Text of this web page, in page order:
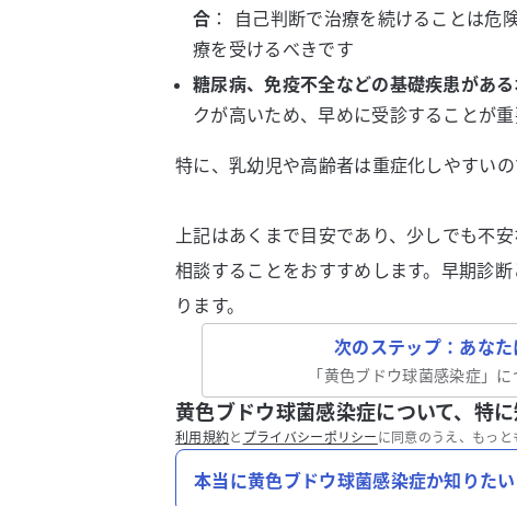
合 ： 自己判断で治療を続けることは危
療を受けるべきです
糖尿病、免疫不全などの基礎疾患があ
クが高いため、早めに受診することが
特に、乳幼児や高齢者は重症化しやすいの
上記はあくまで目安であり、少しでも不
相談することをおすすめします。早期診
ります。
次のステップ：あな
「黄色ブドウ球菌感染症 」
黄色ブドウ球菌感染症について、特
利用規約と プライバシーポリシー に同意のうえ、もっと
本当に黄色ブドウ球菌感染症か知りたい